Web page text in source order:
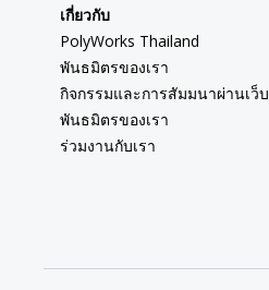
เกี่ยวกับ
PolyWorks Thailand
พันธมิตรของเรา
กิจกรรมและการสัมมนาผ่านเว็บ
พันธมิตรของเรา
ร่วมงานกับเรา